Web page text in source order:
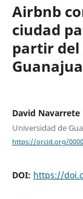
Airbnb
ciudad
partir del
David Navarrete
Universidad de
https://orcid.org/
DOI: https://